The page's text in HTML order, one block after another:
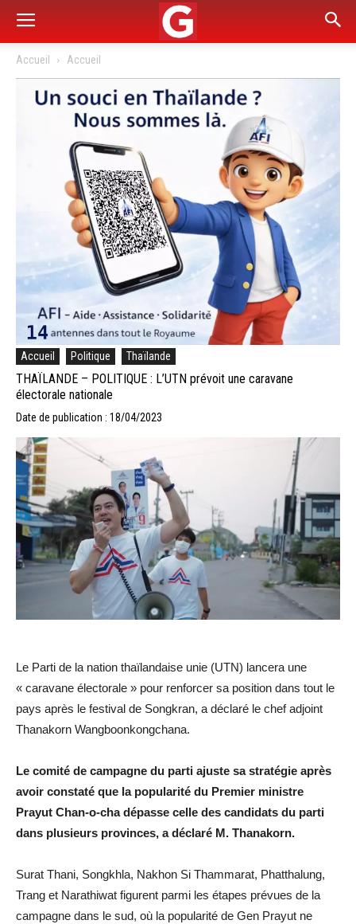
Accueil Accueil
Accueil Politique Thaïlande
THAÏLANDE – POLITIQUE : L’UTN prévoit une caravane
électorale nationale
Date de publication : 18/04/2023
Le Parti de la nation thaïlandaise unie (UTN) lancera une
« caravane électorale » pour renforcer sa position dans tout le
pays après le festival de Songkran, a déclaré le chef adjoint
Thanakorn Wangboonkongchana.
Le comité de campagne du parti ajuste sa stratégie après
avoir constaté que la popularité du Premier ministre
Prayut Chan-o-cha dépasse celle des candidats du parti
dans plusieurs provinces, a déclaré M. Thanakorn.
Surat Thani, Songkhla, Nakhon Si Thammarat, Phatthalung,
Trang et Narathiwat figurent parmi les étapes prévues de la
campagne dans le sud, où la popularité de Gen Prayut ne